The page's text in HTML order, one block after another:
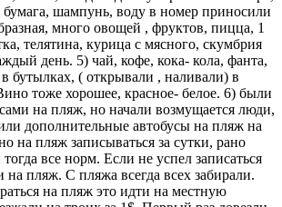
шампунь, воду в номер приносили
много овощей , фруктов, пицца, 1
телятина, курица с мясного, скумбрия
день. 5) чай, кофе, кока- кола, фанта,
бутылках, ( открывали , наливали) в
тоже хорошее, красное- белое. 6) были
на пляж, но начали возмущается люди,
дополнительные автобусы на пляж на
на пляж записываться за сутки, рано
все норм. Если не успел записаться
на пляж. С пляжа всегда всех забирали.
на пляж это идти на местную